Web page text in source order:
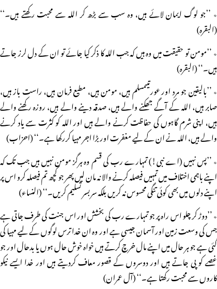
٭ ’’جو لوگ ایمان لائے ہیں، وہ سب سے بڑھ کر اللہ سے محبت رکھتے ہیں۔‘‘
(البقرہ)
٭ ’’مومن تو حقیقت میں وہ ہیں کہ جب اللہ کا ذکر کیا جائے تو ان کے دل لرز جاتے
ہیں۔‘‘ (البقرہ)
٭ ’’بالیقین جو مرد اور عورتیںمسلم ہیں، مومن ہیں، مطیع فرمان ہیں، راست باز ہیں،
صابر ہیں، اللہ کے آگے جھکنے والے ہیں، صدقہ دینے والے ہیں، روزہ رکھنے والے
ہیں، اپنی شرم گاہوں کی حفاظت کرنے والے ہیں اور اللہ کو کثرت سے یاد کرنے
والے ہیں، اللہ نے ان کے لیے مغفرت اور بڑا اجر مہیا کررکھا ہے۔‘‘ (احزاب)
٭ ’’پس نہیں (اے نبی!) تمہارے رب کی قسم وہ ہرگز مومن نہیں ہیں جب تک کہ
اپنے باہمی اختلاف میں تمہیں فیصلہ کرنے والا نہ مان لیں پھر جو کچھ تم فیصلہ کرو اس پر
اپنے دلوں میں بھی کوئی تنگی محسوس نہ کریں بلکہ سربسر تسلیم کریں۔‘‘ (النساء)
٭ ’’دوڑ کر چلو اس راہ پر جو تمہارے رب کی بخشش اور اس جنت کی طرف جاتی ہے
جس کی وسعت زمین اور آسمان جیسی ہے اور وہ ان خدا ترس لوگوں کے لیے مہیا کی
گئی ہے جو ہر حال میں اپنے مال خرچ کرتے ہیں خواہ خوش حال ہوں یا بدحال اور جو
غصے کو پی جاتے ہیں اور دوسروں کے قصور معاف کردیتے ہیں اور خدا ایسے نیکو
کاروں سے محبت رکھتا ہے۔‘‘ (آل عمران)